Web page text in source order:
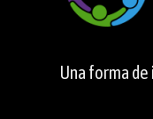
Una forma